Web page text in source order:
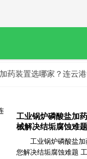
药装置选哪家？连云
工业锅炉磷酸盐加
械解决结垢腐蚀难题
工业锅炉磷酸盐
您解决结垢腐蚀难题